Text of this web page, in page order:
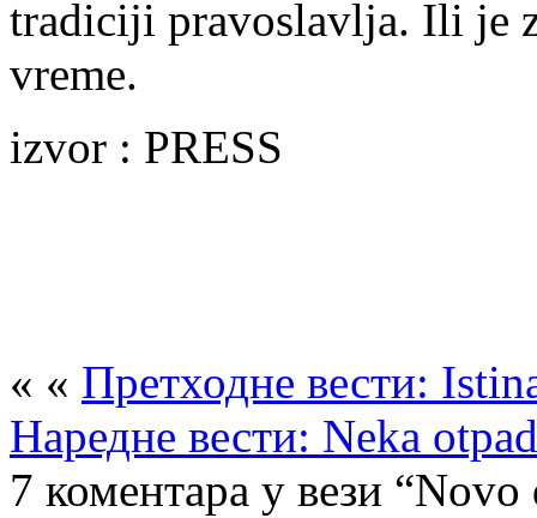
tradiciji pravoslavlja. Ili je
vreme.
izvor : PRESS
« « Претходне вести:
Наредне вести: Neka
7 коментара у вези “Novo